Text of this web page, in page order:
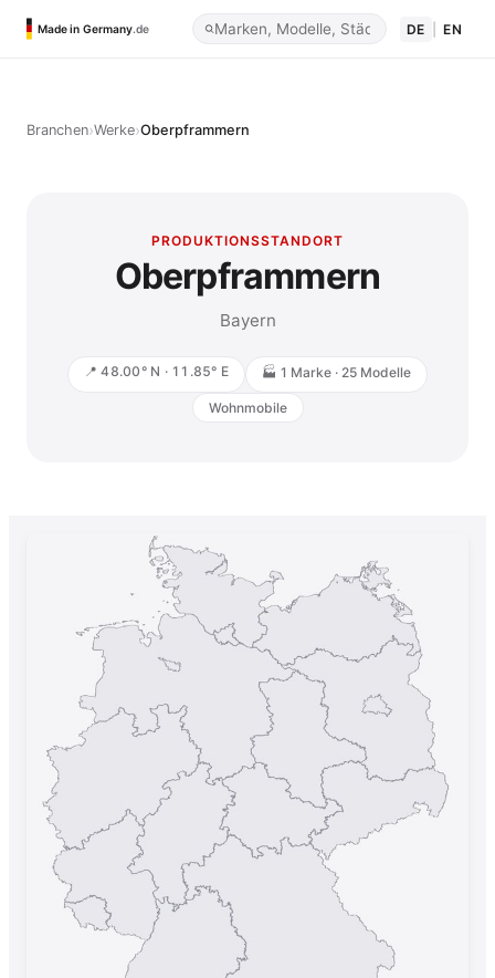
Made in Germany.de DE EN
Branchen›Werke›Oberpframmern
PRODUKTIONSSTANDORT
Oberpframmern
Bayern
📍 48.00° N · 11.85° E 🏭 1 Marke · 25 Modelle
Wohnmobile